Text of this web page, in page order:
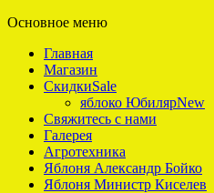
Яблоко что надо
Основное меню
Главная
Магазин
СкидкиSale
яблоко ЮбилярNew
Свяжитесь с нами
Галерея
Агротехника
Яблоня Александр Бойко
Яблоня Министр Киселев